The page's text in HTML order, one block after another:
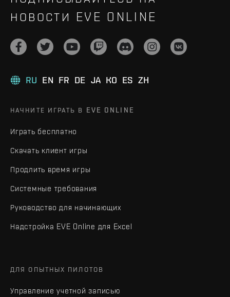
НОВОСТИ EVE ONLINE
RU EN FR DE JA KO ES ZH
НАЧНИТЕ ИГРАТЬ В EVE ONLINE
Играть бесплатно
Скачать клиент игры
Продлить время игры
Системные требования
Руководство для начинающих
Надстройка EVE Online для Excel
ДЛЯ ОПЫТНЫХ ПИЛОТОВ
Управление учетной записью